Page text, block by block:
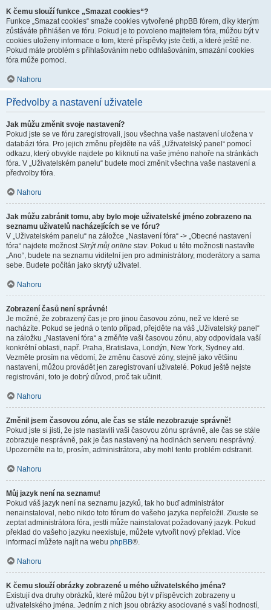
K čemu slouží funkce „Smazat cookies“?
Funkce „Smazat cookies“ smaže cookies vytvořené phpBB fórem, díky kterým
zůstáváte přihlášen ve fóru. Pokud je to povoleno majitelem fóra, můžou být v
cookies uloženy informace o tom, které příspěvky jste četli, a které ještě ne.
Pokud máte problém s přihlašováním nebo odhlašováním, smazání cookies
fóra může pomoci.
Nahoru
Předvolby a nastavení uživatele
Jak můžu změnit svoje nastavení?
Pokud jste se ve fóru zaregistrovali, jsou všechna vaše nastavení uložena v
databázi fóra. Pro jejich změnu přejděte na váš „Uživatelský panel“ pomocí
odkazu, který obvykle najdete po kliknutí na vaše jméno nahoře na stránkách
fóra. V „Uživatelském panelu“ budete moci změnit všechna vaše nastavení a
předvolby fóra.
Nahoru
Jak můžu zabránit tomu, aby bylo moje uživatelské jméno zobrazeno na
seznamu uživatelů nacházejících se ve fóru?
V „Uživatelském panelu“ na záložce „Nastavení fóra“ -> „Obecné nastavení
fóra“ najdete možnostSkrýt můj online stav. Pokud u této možnosti nastavíte
„Ano“, budete na seznamu viditelní jen pro administrátory, moderátory a sama
sebe. Budete počítán jako skrytý uživatel.
Nahoru
Zobrazení časů není správné!
Je možné, že zobrazený čas je pro jinou časovou zónu, než ve které se
nacházíte. Pokud se jedná o tento případ, přejděte na váš „Uživatelský panel“
na záložku „Nastavení fóra“ a změňte vaši časovou zónu, aby odpovídala vaší
konkrétní oblasti, např. Praha, Bratislava, Londýn, New York, Sydney atd.
Vezměte prosím na vědomí, že změnu časové zóny, stejně jako většinu
nastavení, můžou provádět jen zaregistrovaní uživatelé. Pokud ještě nejste
registrováni, toto je dobrý důvod, proč tak učinit.
Nahoru
Změnil jsem časovou zónu, ale čas se stále nezobrazuje správně!
Pokud jste si jisti, že jste nastavili vaši časovou zónu správně, ale čas se stále
zobrazuje nesprávně, pak je čas nastavený na hodinách serveru nesprávný.
Upozorněte na to, prosím, administrátora, aby mohl tento problém odstranit.
Nahoru
Můj jazyk není na seznamu!
Pokud váš jazyk není na seznamu jazyků, tak ho buď administrátor
nenainstaloval, nebo nikdo toto fórum do vašeho jazyka nepřeložil. Zkuste se
zeptat administrátora fóra, jestli může nainstalovat požadovaný jazyk. Pokud
překlad do vašeho jazyku neexistuje, můžete vytvořit nový překlad. Více
informací můžete najít na webu phpBB®.
Nahoru
K čemu slouží obrázky zobrazené u mého uživatelského jména?
Existují dva druhy obrázků, které můžou být v příspěvcích zobrazeny u
uživatelského jména. Jedním z nich jsou obrázky asociované s vaší hodností,